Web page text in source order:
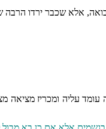
אלא שכבר ירדו הרבה
עליה ומכריז מציאה